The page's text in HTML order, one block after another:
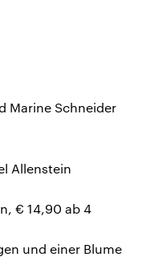
Marine Schneider
Allenstein
€ 14,90 ab 4
und einer Blume